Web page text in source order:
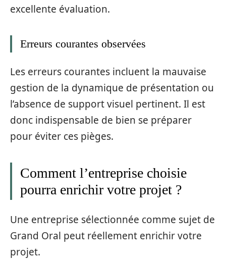
excellente évaluation.
Erreurs courantes observées
Les erreurs courantes incluent la mauvaise
gestion de la dynamique de présentation ou
l’absence de support visuel pertinent. Il est
donc indispensable de bien se préparer
pour éviter ces pièges.
Comment l’entreprise choisie
pourra enrichir votre projet ?
Une entreprise sélectionnée comme sujet de
Grand Oral peut réellement enrichir votre
projet.